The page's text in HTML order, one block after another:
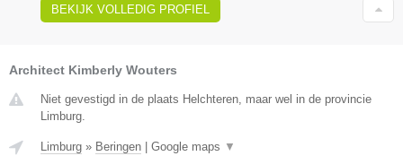
BEKIJK VOLLEDIG PROFIEL
Architect Kimberly Wouters
Niet gevestigd in de plaats Helchteren, maar wel in de provincie
Limburg.
Limburg » Beringen Google maps ▼